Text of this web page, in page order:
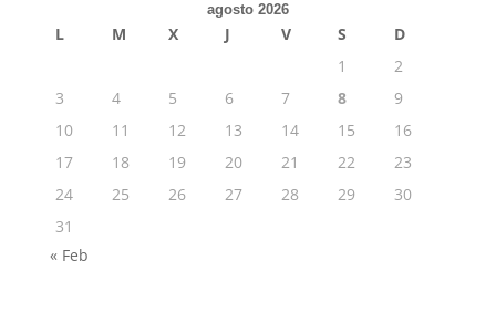
agosto 2026
L M X J V S
D
1
2
3
4 5 6 7 8
9
10
11 12 13 14 15
16
17
18 19 20 21 22
23
24
25 26 27 28 29
30
31
« Feb